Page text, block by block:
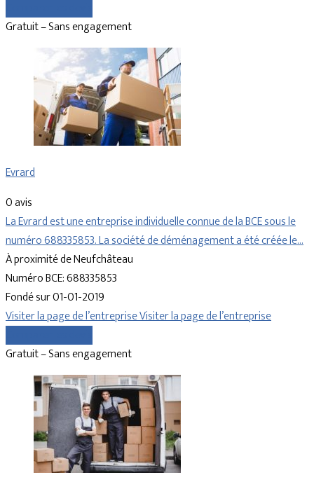
Gratuit – Sans engagement
Evrard
0 avis
La Evrard est une entreprise individuelle connue de la BCE sous le
numéro 688335853. La société de déménagement a été créée le…
À proximité de Neufchâteau
Numéro BCE: 688335853
Fondé sur 01-01-2019
Visiter la page de l’entrepriseVisiter la page de l’entreprise
Gratuit – Sans engagement